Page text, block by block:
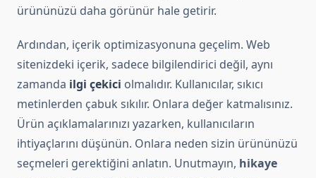
ürününüzü daha görünür hale getirir.
Ardından, içerik optimizasyonuna geçelim. Web
sitenizdeki içerik, sadece bilgilendirici değil, aynı
zamanda ilgi çekici olmalıdır. Kullanıcılar, sıkıcı
metinlerden çabuk sıkılır. Onlara değer katmalısınız.
Ürün açıklamalarınızı yazarken, kullanıcıların
ihtiyaçlarını düşünün. Onlara neden sizin ürününüzü
seçmeleri gerektiğini anlatın. Unutmayın, hikaye